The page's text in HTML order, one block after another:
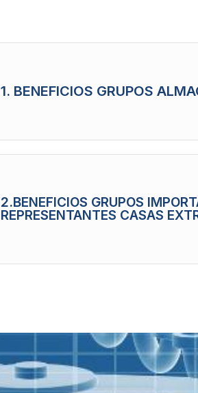
1. BENEFICIOS GRUPOS
2.BENEFICIOS GRUPOS
REPRESENTANTES CASAS